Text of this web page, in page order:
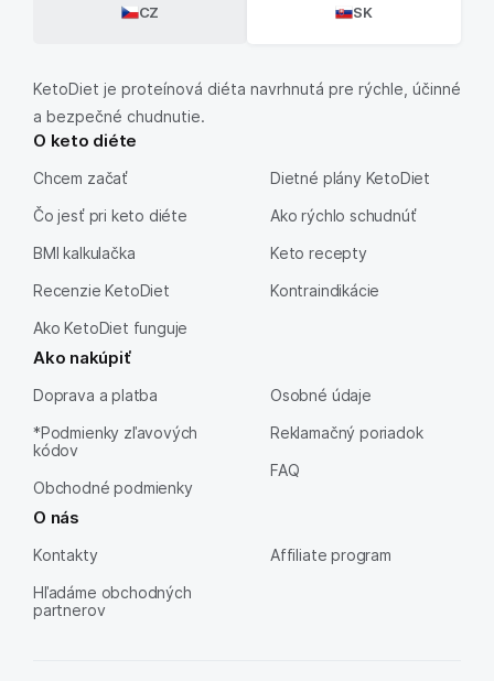
CZ SK
KetoDiet je proteínová diéta navrhnutá pre rýchle, účinné
a bezpečné chudnutie.
O keto diéte
Chcem začať
Čo jesť pri keto diéte
BMI kalkulačka
Recenzie KetoDiet
Ako KetoDiet funguje
Dietné plány KetoDiet
Ako rýchlo schudnúť
Keto recepty
Kontraindikácie
Ako nakúpiť
Doprava a platba
*Podmienky zľavových
kódov
Obchodné podmienky
Osobné údaje
Reklamačný poriadok
FAQ
O nás
Kontakty
Hľadáme obchodných
partnerov
Affiliate program